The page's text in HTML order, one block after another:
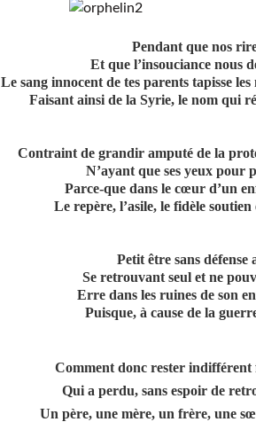
Pendant que nos
Et que l’insouciance nous
Le sang innocent de tes parents tapisse
Faisant ainsi de la Syrie, le nom qui
Contraint de grandir amputé de la
N’ayant que ses yeux pour
Parce-que dans le cœur d’un
Le repère, l’asile, le fidèle
Petit être sans défense
Se retrouvant seul et ne
Erre dans les ruines de son
Puisque, à cause de la
Comment donc rester indifférent
Qui a perdu, sans espoir de
Un père, une mère, un frère, une